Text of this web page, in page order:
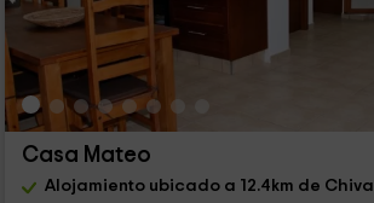
Casa Mateo
Alojamiento ubicado a 12.4km de Chiva